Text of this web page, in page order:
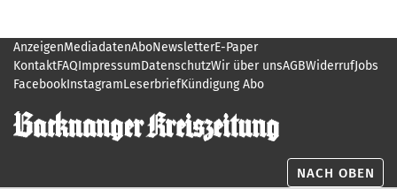
AnzeigenMediadatenAboNewsletterE-Paper
KontaktFAQImpressumDatenschutzWir über unsAGBWiderrufJobs
FacebookInstagramLeserbriefKündigung Abo
NACH OBEN